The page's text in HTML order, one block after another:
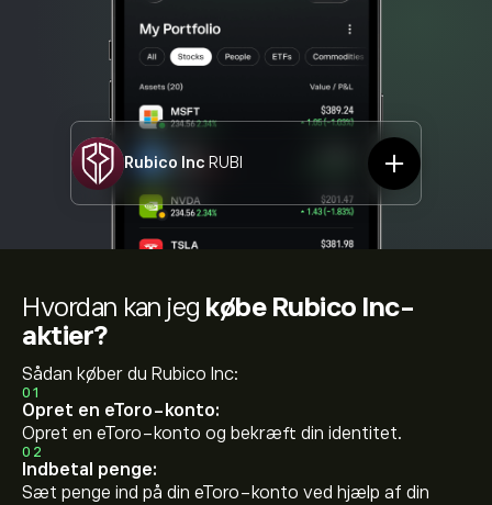
Rubico Inc RUBI
Hvordan kan jeg købe Rubico Inc-
aktier?
Sådan køber du Rubico Inc:
01
Opret en eToro-konto:
Opret en eToro-konto og bekræft din identitet.
02
Indbetal penge:
Sæt penge ind på din eToro-konto ved hjælp af din